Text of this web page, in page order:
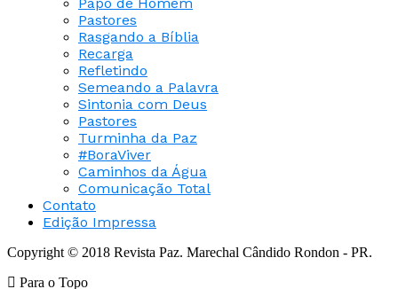
Pastores
Rasgando a Bíblia
Recarga
Refletindo
Semeando a Palavra
Sintonia com Deus
Pastores
Turminha da Paz
#BoraViver
Caminhos da Água
Comunicação Total
Contato
Edição Impressa
Copyright © 2018 Revista Paz. Marechal Cândido Rondon - PR.
Para o Topo